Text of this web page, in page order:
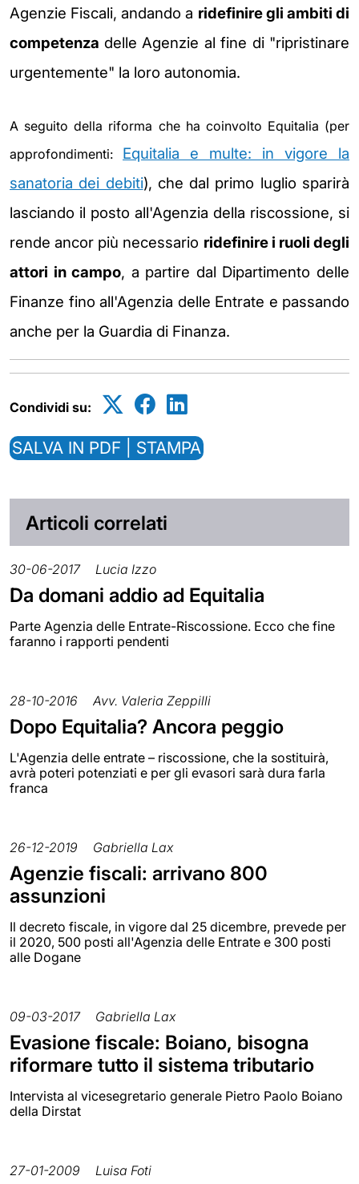
Agenzie Fiscali, andando a ridefinire gli ambiti di
competenza delle Agenzie al fine di "ripristinare
urgentemente" la loro autonomia.
A seguito della riforma che ha coinvolto Equitalia (per
approfondimenti: Equitalia e multe: in vigore la
sanatoria dei debiti), che dal primo luglio sparirà
lasciando il posto all'Agenzia della riscossione, si
rende ancor più necessario ridefinire i ruoli degli
attori in campo, a partire dal Dipartimento delle
Finanze fino all'Agenzia delle Entrate e passando
anche per la Guardia di Finanza.
Condividi su:
SALVA IN PDF | STAMPA
Articoli correlati
30-06-2017 Lucia Izzo
Da domani addio ad Equitalia
Parte Agenzia delle Entrate-Riscossione. Ecco che fine
faranno i rapporti pendenti
28-10-2016 Avv. Valeria Zeppilli
Dopo Equitalia? Ancora peggio
L'Agenzia delle entrate – riscossione, che la sostituirà,
avrà poteri potenziati e per gli evasori sarà dura farla
franca
26-12-2019 Gabriella Lax
Agenzie fiscali: arrivano 800
assunzioni
Il decreto fiscale, in vigore dal 25 dicembre, prevede per
il 2020, 500 posti all'Agenzia delle Entrate e 300 posti
alle Dogane
09-03-2017 Gabriella Lax
Evasione fiscale: Boiano, bisogna
riformare tutto il sistema tributario
Intervista al vicesegretario generale Pietro Paolo Boiano
della Dirstat
27-01-2009 Luisa Foti